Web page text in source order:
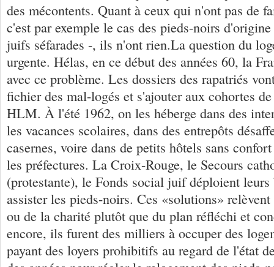
des mécontents. Quant à ceux qui n'ont pas de
c'est par exemple le cas des pieds-noirs
juifs séfarades -, ils n'ont rien.La question du
urgente. Hélas, en ce début des années 60, la
avec ce problème. Les dossiers des rapatriés
fichier des mal-logés et s'ajouter aux cohortes
HLM. À l'été 1962, on les héberge dans des
les vacances scolaires, dans des entrepôts
casernes, voire dans de petits hôtels sans
les préfectures. La Croix-Rouge, le Secours
(protestante), le Fonds social juif déploient leurs
assister les pieds-noirs. Ces «solutions»
ou de la charité plutôt que du plan réfléchi et
encore, ils furent des milliers à occuper des
payant des loyers prohibitifs au regard de l'état